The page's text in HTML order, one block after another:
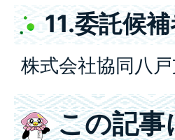
11.委託候
株式会社協同八
この記事